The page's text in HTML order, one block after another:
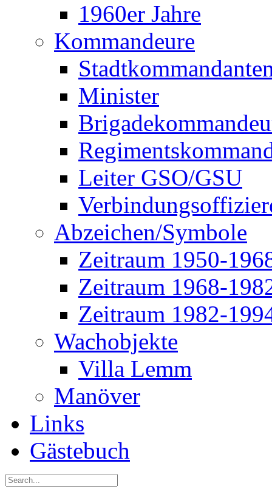
1960er Jahre
Kommandeure
Minister
Leiter GSO/GSU
Abzeichen/Symbole
Zeitraum 1950-
Zeitraum 1968-
Zeitraum 1982-
Wachobjekte
Villa Lemm
Manöver
Links
Gästebuch